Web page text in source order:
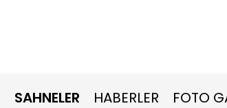
SAHNELER HABERLER FOTO